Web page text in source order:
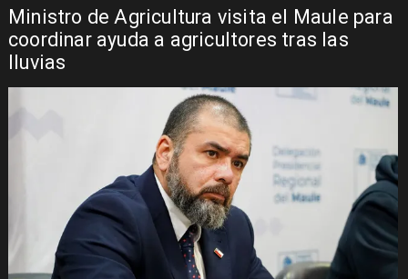
Ministro de Agricultura visita el Maule para
coordinar ayuda a agricultores tras las
lluvias